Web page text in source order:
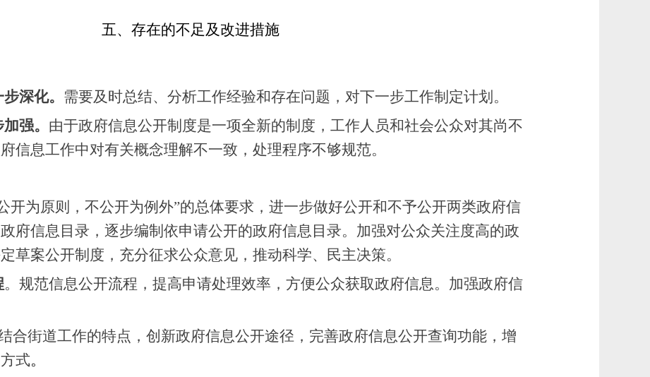
五、存在的不足及改进措施
深化。 需要及时总结、分析工作经验和存在问题，对下一步工作制定计划。
强。 由于政府信息公开制度是一项全新的制度，工作人员和社会公众对其尚不
信息工作中对有关概念理解不一致，处理程序不够规范。
开为原则，不公开为例外”的总体要求，进一步做好公开和不予公开两类政府信
府信息目录，逐步编制依申请公开的政府信息目录。加强对公众关注度高的政
草案公开制度，充分征求公众意见，推动科学、民主决策。
。规范信息公开流程，提高申请处理效率，方便公众获取政府信息。加强政府信
合街道工作的特点，创新政府信息公开途径，完善政府信息公开查询功能，增
式。